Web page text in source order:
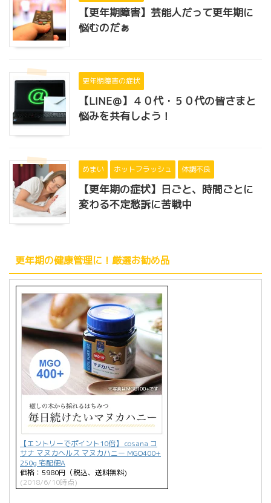
【更年期障害】芸能人だって更年期に
悩むのだぁ
更年期障害の症状
【LINE＠】４０代・５０代の皆さまと
悩みを共有しよう！
めまい ホットフラッシュ 体調不良
【更年期の症状】日ごと、時間ごとに
変わる不定愁訴に苦戦中
更年期の健康管理に！厳選お勧め品
【エントリーでポイント10倍】 cosana コ
サナ マヌカヘルス マヌカハニー MGO400+
250g 宅配便A
価格：5980円（税込、送料無料)
(2018/6/10時点)